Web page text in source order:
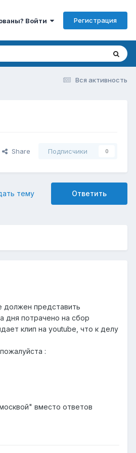
Войти Регистрация
Вся активность
Share Подписчики 0
Ответить
тему
должен представить
дня потрачено на сбор
клип на youtube, что к делу
:
вместо ответов